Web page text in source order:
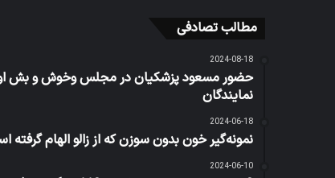
مطالب تصادفی
2024-08-18
حضور مسعود پزشکیان در مجلس وخوش و بش او
نمایندگان
2024-06-18
نمونه‌گیر خون بدون سوزن که از زالو الهام گرفته
2024-06-10